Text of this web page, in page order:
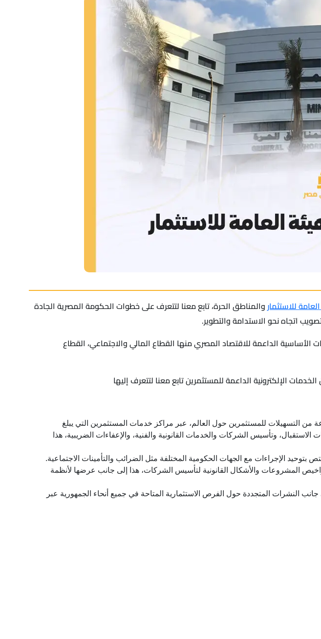
للاستثماروالمناطق الحرة، تابع معنا لتتعرف على خطوات الحكومة المصرية الجادة
اتجاه نحو الاستدامة والتطوير.
الداعمة للاقتصاد المصري منها القطاع المالي والاجتماعي، القطاع
الإلكترونية الداعمة للمستثمرين تابع معنا لتتعرف إليها
من التسهيلات للمستثمرين حول العالم، عبر مراكز خدمات المستثمرين التي يبلغ
الاستقبال، وتأسيس الشركات والخدمات القانونية والفنية، والإعفاءات الضريبية، هذا
بتوحيد الإجراءات مع الجهات الحكومية المختلفة مثل الضرائب والتأمينات الاجتماعية.
المشروعات والأشكال القانونية لتأسيس الشركات، هذا إلى جانب عرضها لأنظمة
النشرات المتجددة حول الفرص الاستثمارية المتاحة في جميع أنحاء الجمهورية عبر